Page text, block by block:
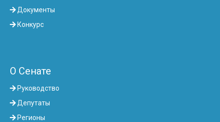
Документы
Конкурс
О Сенате
Руководство
Депутаты
Регионы